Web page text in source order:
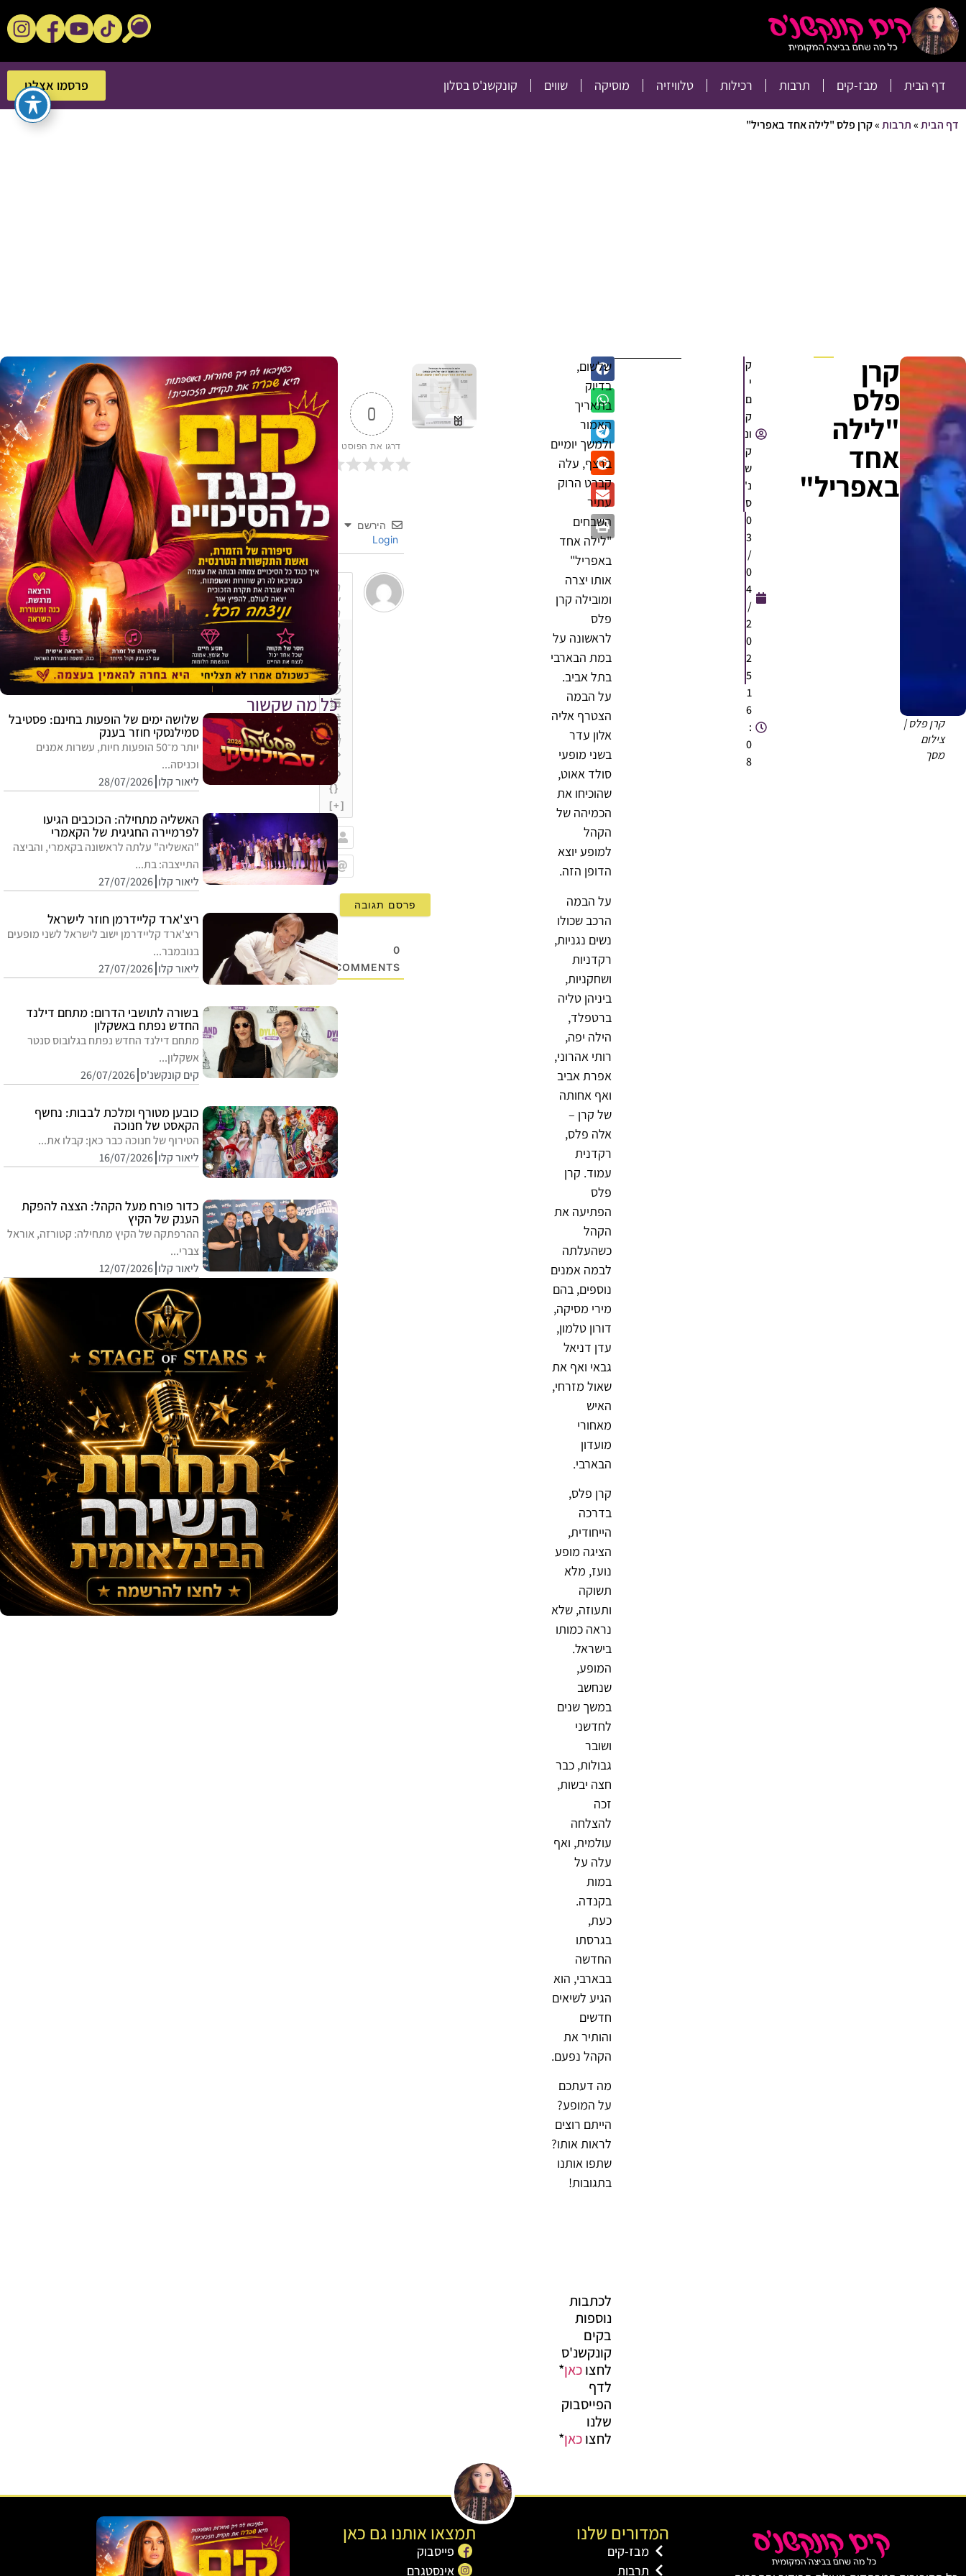
דף הבית מבז-קים תרבות רכילות טלוויזיה מוסיקה שווים קונקשנ'ס בסלון פרסמו אצלנו
פרסמו אצלנו
דף הבית»תרבות»קרן פלס "לילה אחד באפריל"
קרן פלס |
צילום
מסך
קרן
פלס
"לילה
אחד
באפריל"
ק
י
ם
ק
ונ
ק
ש
נ'
ס
0
3
/
0
4
/
2
0
2
5
1
6
:
0
8
שלשום,
בדיוק
בתאריך
האמור
ולמשך יומיים
ברצף, עלה
קברט הרוק
עתיר
השבחים
"לילה אחד
באפריל"
אותו יצרה
ומובילה קרן
פלס
לראשונה על
במת הבארבי
בתל אביב.
על הבמה
הצטרף אליה
אלון עדר
בשני מופעי
סולד אאוט,
שהוכיחו את
הכמיהה של
הקהל
למופע יוצא
הדופן הזה.
על הבמה
הרכב שכולו
נשים נגניות,
רקדניות
ושחקניות,
ביניהן טליה
ברטפלד,
הילה יפה,
רותי אהרוני,
אפרת אביב
ואף אחותה
של קרן –
אלה פלס,
רקדנית
עמוד. קרן
פלס
הפתיעה את
הקהל
כשהעלתה
לבמה אמנים
נוספים, בהם
מירי מסיקה,
דורון טלמון,
עדן דניאל
גבאי ואף את
שאול מזרחי,
האיש
מאחורי
מועדון
הבארבי.
קרן פלס,
בדרכה
הייחודית,
הציגה מופע
נועז, מלא
תשוקה
ותעוזה, שלא
נראה כמותו
בישראל.
המופע,
שנחשב
במשך שנים
לחדשני
ושובר
גבולות, כבר
חצה יבשות,
זכה
להצלחה
עולמית, ואף
עלה על
במות
בקנדה.
כעת,
בגרסתו
החדשה
בבארבי, הוא
הגיע לשיאים
חדשים
והותיר את
הקהל נפעם.
מה דעתכם
על המופע?
הייתם רוצים
לראות אותו?
שתפו אותנו
בתגובות!
לכתבות
נוספות
בקים
קונקשנ'ס
לחצוכאן*
לדף
הפייסבוק
שלנו
לחצוכאן*
0
דרגו את הפוסט
הירשם
{}
[+]
שם
Email
0
COMMENTS
כל מה שקשור
שלושה ימים של הופעות בחינם: פסטיבל
סמילנסקי חוזר בענק
יותר מ־50 הופעות חיות, עשרות אמנים
וכניסה...
ליאור קלו 28/07/2026
האשליה מתחילה: הכוכבים הגיעו
לפרמיירה החגיגית של הקאמרי
"האשליה" עלתה לראשונה בקאמרי, והביצה
התייצבה: בת...
ליאור קלו 27/07/2026
ריצ'ארד קליידרמן חוזר לישראל
ריצ'ארד קליידרמן ישוב לישראל לשני מופעים
בנובמבר...
ליאור קלו 27/07/2026
בשורה לתושבי הדרום: מתחם דילנד
החדש נפתח באשקלון
מתחם דילנד החדש נפתח בגלובוס סנטר
אשקלון...
קים קונקשנ'ס 26/07/2026
כובען מטורף ומלכת לבבות: נחשף
הקאסט של חנוכה
הטירוף של חנוכה כבר כאן: קבלו את...
ליאור קלו 16/07/2026
כדור פורח מעל הקהל: הצצה להפקת
הענק של הקיץ
ההרפתקה של הקיץ מתחילה: קטורזה, אוראל
צברי...
ליאור קלו 12/07/2026
המדורים שלנו
מבז-קים
תרבות
תמצאו אותנו גם כאן
פייסבוק
אינסטגרם